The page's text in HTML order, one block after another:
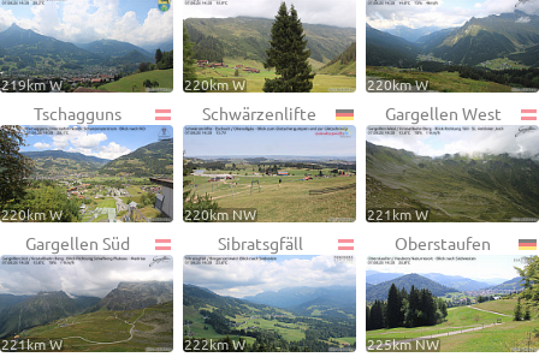
219km W 220km W 220km W
Tschagguns
220km W
Schwärzenlifte
220km NW
Gargellen West
221km W
Gargellen Süd
221km W
Sibratsgfäll
222km W
Oberstaufen
225km NW